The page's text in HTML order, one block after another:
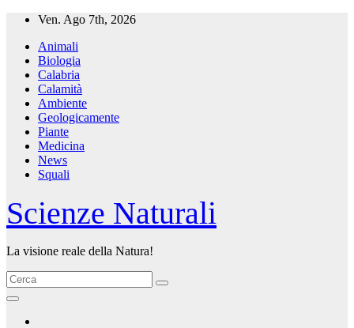
Salta
contenuto
Ven. Ago 7th, 2026
Animali
Biologia
Calabria
Calamità
Ambiente
Geologicamente
Piante
Medicina
News
Squali
Scienze Naturali
La visione reale della Natura!